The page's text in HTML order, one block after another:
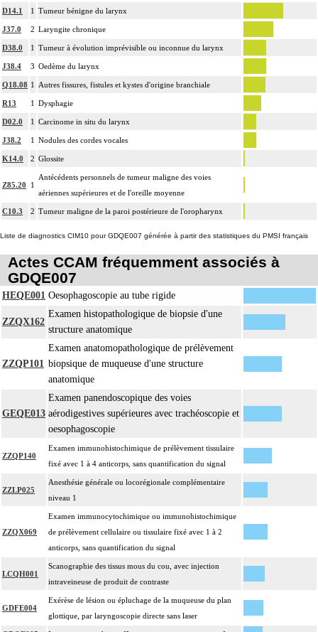
D14.1 1 Tumeur bénigne du larynx
J37.0 2 Laryngite chronique
D38.0 1 Tumeur à évolution imprévisible ou inconnue du larynx
J38.4 3 Oedème du larynx
Q18.08 1 Autres fissures, fistules et kystes d'origine branchiale
R13 1 Dysphagie
D02.0 1 Carcinome in situ du larynx
J38.2 1 Nodules des cordes vocales
K14.0 2 Glossite
Z85.20 1
Antécédents personnels de tumeur maligne des voies
aériennes supérieures et de l'oreille moyenne
C10.3 2 Tumeur maligne de la paroi postérieure de l'oropharynx
Liste de diagnostics CIM10 pour GDQE007 générée à partir des statistiques du PMSI français
Actes CCAM fréquemment associés à
GDQE007
HEQE001 Oesophagoscopie au tube rigide
ZZQX162
Examen histopathologique de biopsie d'une
structure anatomique
ZZQP101
Examen anatomopathologique de prélèvement
biopsique de muqueuse d'une structure
anatomique
GEQE013
Examen panendoscopique des voies
aérodigestives supérieures avec trachéoscopie et
oesophagoscopie
ZZQP140
Examen immunohistochimique de prélèvement tissulaire
fixé avec 1 à 4 anticorps, sans quantification du signal
ZZLP025
Anesthésie générale ou locorégionale complémentaire
niveau 1
ZZQX069
Examen immunocytochimique ou immunohistochimique
de prélèvement cellulaire ou tissulaire fixé avec 1 à 2
anticorps, sans quantification du signal
LCQH001
Scanographie des tissus mous du cou, avec injection
intraveineuse de produit de contraste
GDFE004
Exérèse de lésion ou épluchage de la muqueuse du plan
glottique, par laryngoscopie directe sans laser